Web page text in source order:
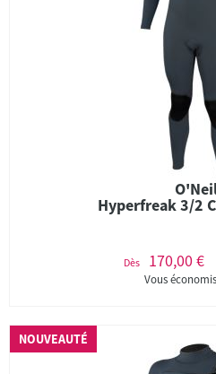
Hyperfreak 3/2
Dès 170,00 €
Vous
NOUVEAUTÉ